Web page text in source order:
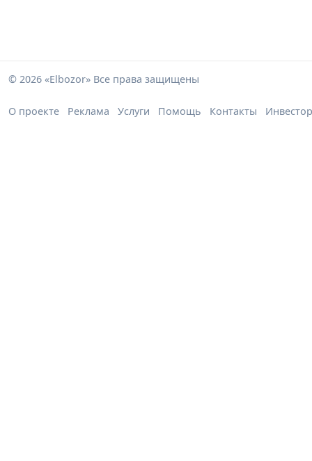
© 2026 «Elbozor» Все права защищены
О проекте Реклама Услуги Помощь Контакты